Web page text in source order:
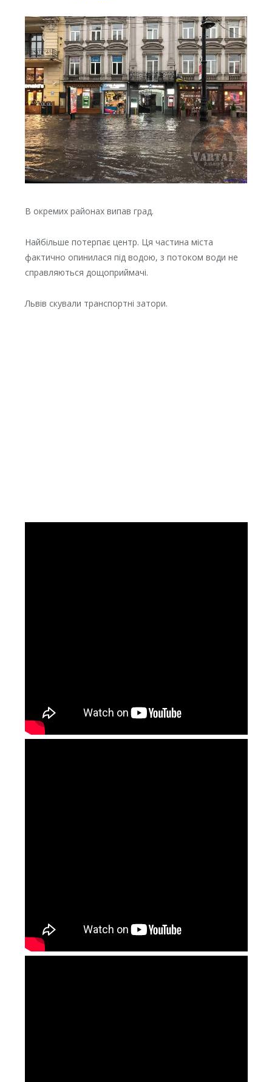
В окремих районах випав град.
Найбільше потерпає центр. Ця частина міста
фактично опинилася під водою, з потоком води не
справляються дощоприймачі.
Львів скували транспортні затори.